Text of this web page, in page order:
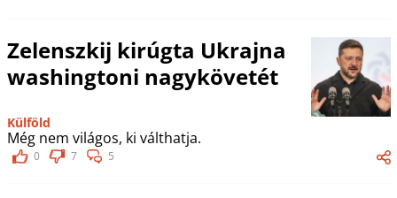
Zelenszkij kirúgta Ukrajna
washingtoni nagykövetét
Külföld
Még nem világos, ki válthatja.
0 7 5